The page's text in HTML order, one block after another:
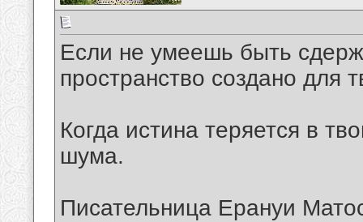
Если не умеешь быть
пространство создано для
Когда истина теряется в
шума.
Писательница Ерануи